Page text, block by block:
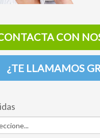
CON
¿TE LLAMAMOS